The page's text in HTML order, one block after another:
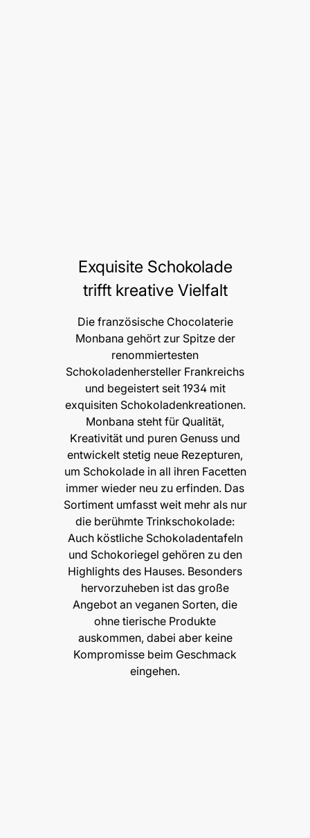
Exquisite Schokolade
trifft kreative Vielfalt
Die französische Chocolaterie
Monbana gehört zur Spitze der
renommiertesten
Schokoladenhersteller Frankreichs
und begeistert seit 1934 mit
exquisiten Schokoladenkreationen.
Monbana steht für Qualität,
Kreativität und puren Genuss und
entwickelt stetig neue Rezepturen,
um Schokolade in all ihren Facetten
immer wieder neu zu erfinden. Das
Sortiment umfasst weit mehr als nur
die berühmte Trinkschokolade:
Auch köstliche Schokoladentafeln
und Schokoriegel gehören zu den
Highlights des Hauses. Besonders
hervorzuheben ist das große
Angebot an veganen Sorten, die
ohne tierische Produkte
auskommen, dabei aber keine
Kompromisse beim Geschmack
eingehen.